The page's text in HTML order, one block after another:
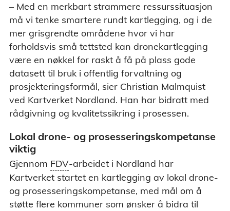
– Med en merkbart strammere ressurssituasjon
må vi tenke smartere rundt kartlegging, og i de
mer grisgrendte områdene hvor vi har
forholdsvis små tettsted kan dronekartlegging
være en nøkkel for raskt å få på plass gode
datasett til bruk i offentlig forvaltning og
prosjekteringsformål, sier Christian Malmquist
ved Kartverket Nordland. Han har bidratt med
rådgivning og kvalitetssikring i prosessen.
Lokal drone- og prosesseringskompetanse
viktig
Gjennom FDV
drift og vedlikehold). Alle kommunene
digitalt har inngått avtaler om forvaltning,
(FDV-avtaler). Det betyr at de har forpliktet
de detaljerte kartdataene gjennom
endringer, det vil si et administrativt
-arbeidet i Nordland har
Kartverket startet en kartlegging av lokal drone-
og prosesseringskompetanse, med mål om å
støtte flere kommuner som ønsker å bidra til